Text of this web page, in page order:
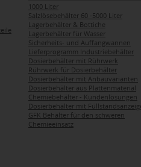
1000 Liter
Salzlösebehälter 60 -5000 Liter
Lagerbehälter & Bottiche
Lagerbehälter für Wasser
Sicherheits- und Auffangwannen
Lieferprogramm Industriebehälter
Dosierbehälter mit Rührwerk
Rührwerk für Dosierbehälter
Dosierbehälter mit Anbauvarianten
Dosierbehälter aus Plattenmaterial
Chemiebehälter - Kundenlösungen
Dosierbehälter mit
GFK Behälter für den schweren
Chemieeinsatz